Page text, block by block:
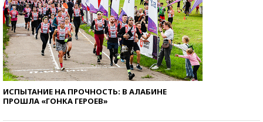
ИСПЫТАНИЕ НА ПРОЧНОСТЬ: В АЛАБИНЕ
ПРОШЛА «ГОНКА ГЕРОЕВ»